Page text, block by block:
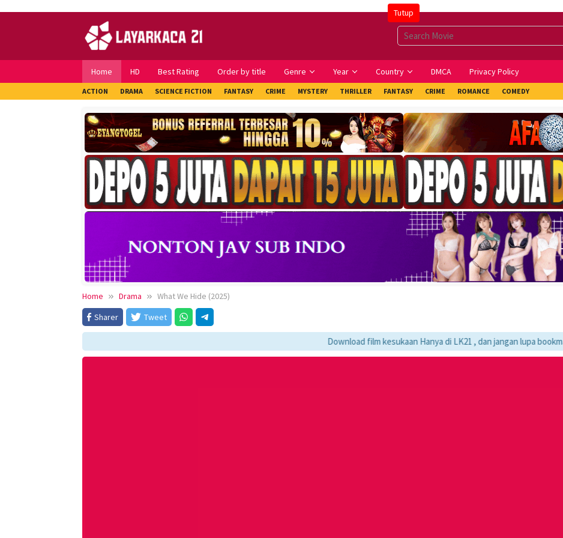
Tutup
Home HD Best Rating Order by title Genre Year Country DMCA Privacy Policy
ACTION DRAMA SCIENCE FICTION FANTASY CRIME MYSTERY THRILLER FANTASY CRIME ROMANCE COMEDY
Home Drama
What We Hide (2025)
Sharer
Tweet
Download film kesukaan Hanya di LK21 , dan jangan lupa bookmark ya :)